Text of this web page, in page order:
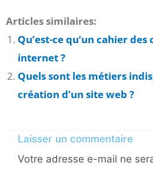
Articles similaires:
Qu’est-ce qu’un cahier
internet ?
Quels sont les métiers
création d’un site web ?
Laisser un commentaire
Votre adresse e-mail ne